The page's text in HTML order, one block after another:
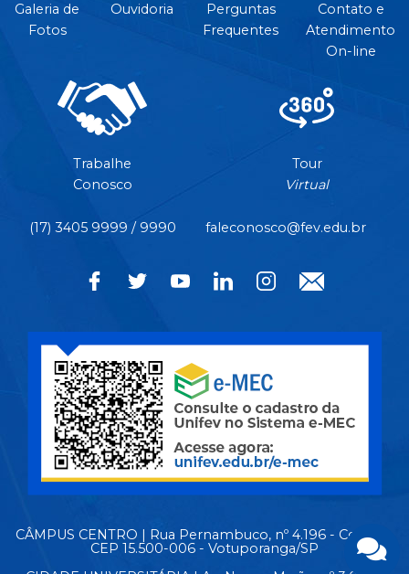
Galeria de
Fotos
Ouvidoria
Perguntas
Frequentes
Contato e
Atendimento
On-line
Trabalhe
Conosco
Tour
Virtual
(17) 3405 9999 / 9990 faleconosco@fev.edu.br
CÂMPUS CENTRO | Rua Pernambuco, nº 4.196 - Centro -
CEP 15.500-006 - Votuporanga/SP